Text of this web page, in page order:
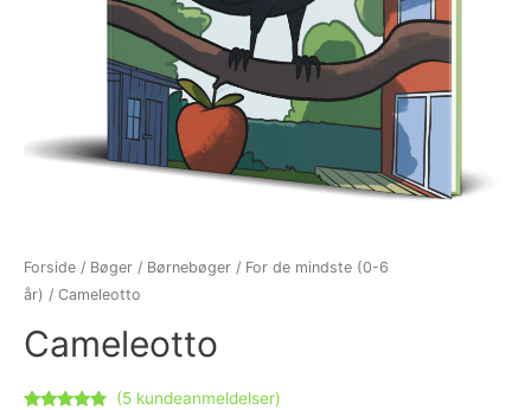
Forside / Bøger / Børnebøger / For de mindste (0-6
år) / Cameleotto
Cameleotto
(5kundeanmeldelser)